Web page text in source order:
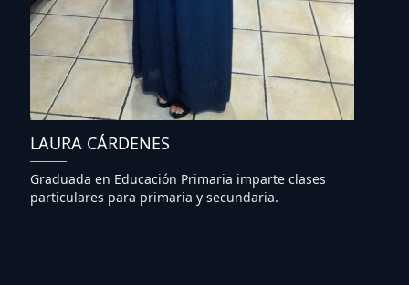
LAURA CÁRDENES
Graduada en Educación Primaria imparte clases
particulares para primaria y secundaria.